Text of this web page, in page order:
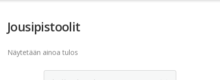
Jousipistoolit
Näytetään ainoa tulos